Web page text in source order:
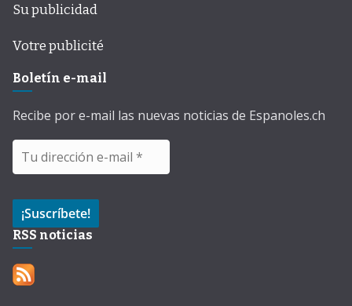
Su publicidad
Votre publicité
Boletín e-mail
Recibe por e-mail las nuevas noticias de Espanoles.ch
RSS noticias